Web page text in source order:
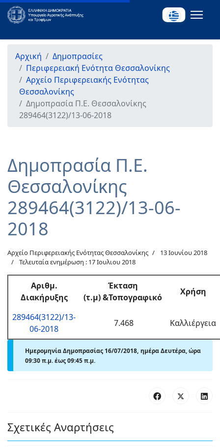
Αρχική
Δημοπρασίες
Περιφερειακή Ενότητα Θεσσαλονίκης
Αρχείο Περιφερειακής Ενότητας
Θεσσαλονίκης
Δημοπρασία Π.Ε. Θεσσαλονίκης
289464(3122)/13-06-2018
Δημοπρασία Π.Ε.
Θεσσαλονίκης
289464(3122)/13-06-
2018
Αρχείο Περιφερειακής Ενότητας Θεσσαλονίκης
13 Ιουνίου 2018
Τελευταία ενημέρωση : 17 Ιουλιου 2018
Αριθμ.
Διακήρυξης
Έκταση
(τ.μ)&Τοπογραφικό
Χρήση
289464(3122)/13-
06-2018
7.468 Καλλιέργεια
Ημερομηνία Δημοπρασίας 16/07/2018, ημέρα Δευτέρα, ώρα
09:30 π.μ. έως 09:45 π.μ.
Σχετικές Αναρτήσεις